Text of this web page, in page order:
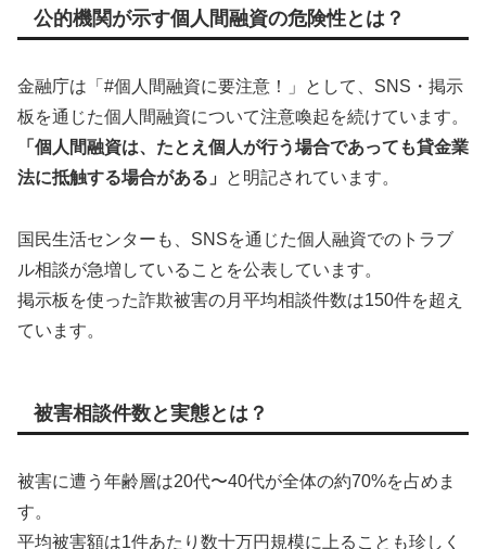
公的機関が示す個人間融資の危険性とは？
金融庁は「#個人間融資に要注意！」として、SNS・掲示
板を通じた個人間融資について注意喚起を続けています。
「個人間融資は、たとえ個人が行う場合であっても貸金業
法に抵触する場合がある」
と明記されています。
国民生活センターも、SNSを通じた個人融資でのトラブ
ル相談が急増していることを公表しています。
掲示板を使った詐欺被害の月平均相談件数は150件を超え
ています。
被害相談件数と実態とは？
被害に遭う年齢層は20代〜40代が全体の約70%を占めま
す。
平均被害額は1件あたり数十万円規模に上ることも珍しく